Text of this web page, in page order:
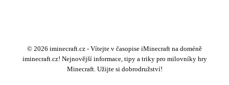
© 2026 iminecraft.cz - Vítejte v časopise iMinecraft na doméně
iminecraft.cz! Nejnovější informace, tipy a triky pro milovníky hry
Minecraft. Užijte si dobrodružství!